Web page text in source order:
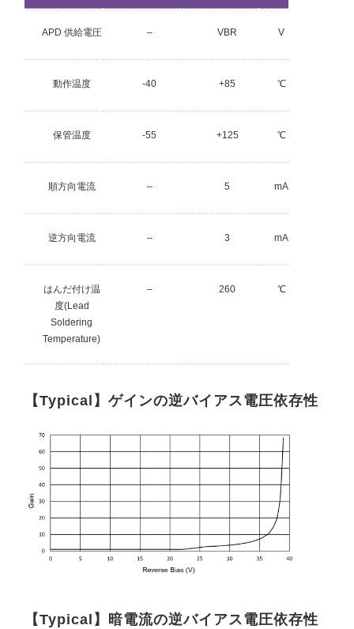
APD 供給電圧 – VBR V
動作温度 -40 +85 ℃
保管温度 -55 +125 ℃
順方向電流 – 5 mA
逆方向電流 – 3 mA
はんだ付け温
度(Lead
Soldering
Temperature)
– 260 ℃
【Typical】ゲインの逆バイアス電圧依存性
【Typical】暗電流の逆バイアス電圧依存性